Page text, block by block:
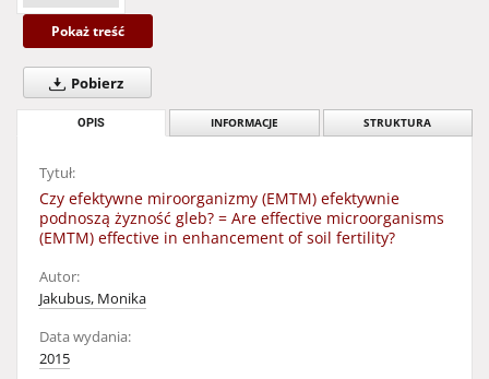
Pokaż treść
Pobierz
OPIS INFORMACJE STRUKTURA
Tytuł:
Czy efektywne miroorganizmy (EMTM) efektywnie
podnoszą żyzność gleb? = Are effective microorganisms
(EMTM) effective in enhancement of soil fertility?
Autor:
Jakubus, Monika
Data wydania:
2015